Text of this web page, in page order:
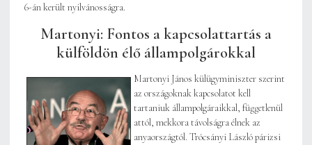
6-án került nyilvánosságra.
Martonyi: Fontos a kapcsolattartás a
külföldön élő állampolgárokkal
Martonyi János külügyminiszter szerint
az országoknak kapcsolatot kell
tartaniuk állampolgáraikkal, függetlenül
attól, mekkora távolságra élnek az
anyaországtól. Trócsányi László párizsi